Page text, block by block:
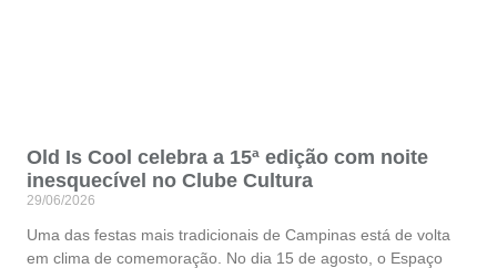
Old Is Cool celebra a 15ª edição com noite
inesquecível no Clube Cultura
29/06/2026
Uma das festas mais tradicionais de Campinas está de volta
em clima de comemoração. No dia 15 de agosto, o Espaço